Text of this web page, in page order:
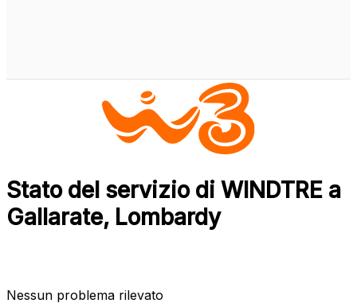
Stato del servizio di WINDTRE a
Gallarate, Lombardy
Nessun problema rilevato